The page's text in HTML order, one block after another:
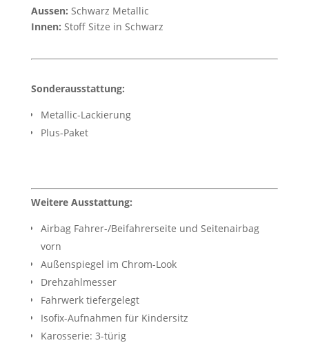
Aussen: Schwarz Metallic
Innen: Stoff Sitze in Schwarz
Sonderausstattung:
Metallic-Lackierung
Plus-Paket
Weitere Ausstattung:
Airbag Fahrer-/Beifahrerseite und Seitenairbag
vorn
Außenspiegel im Chrom-Look
Drehzahlmesser
Fahrwerk tiefergelegt
Isofix-Aufnahmen für Kindersitz
Karosserie: 3-türig